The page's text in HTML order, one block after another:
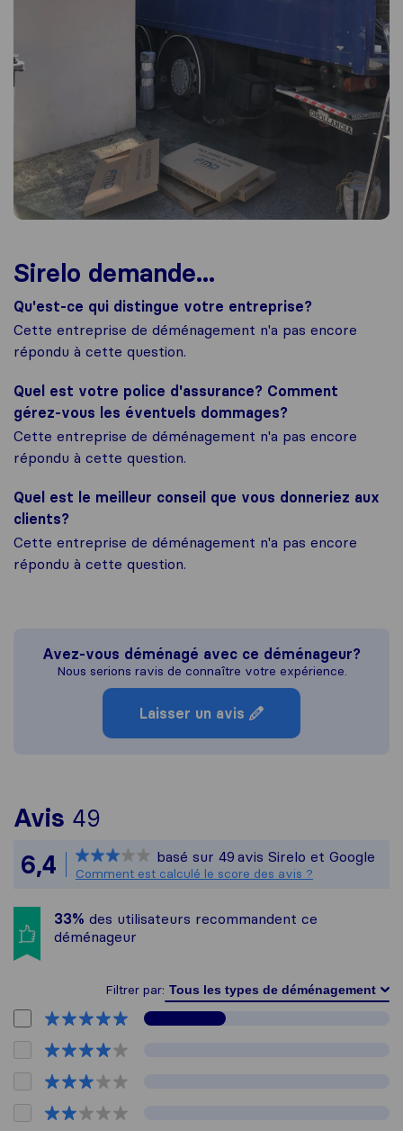
Sirelo demande...
Qu'est-ce qui distingue votre entreprise?
Cette entreprise de déménagement n'a pas encore
répondu à cette question.
Quel est votre police d'assurance? Comment
gérez-vous les éventuels dommages?
Cette entreprise de déménagement n'a pas encore
répondu à cette question.
Quel est le meilleur conseil que vous donneriez aux
clients?
Cette entreprise de déménagement n'a pas encore
répondu à cette question.
Avez-vous déménagé avec ce déménageur?
Nous serions ravis de connaître votre expérience.
Laisser un avis
Avis 49
Sirelo n'est pas
Tous les avis recueillis
6,4 basé sur 49 avis Sirelo et Google
Comment est calculé le score des avis ?
33% des utilisateurs recommandent ce
déménageur
Filtrer par: